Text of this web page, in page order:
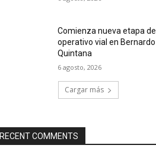
Comienza nueva etapa del
operativo vial en Bernardo
Quintana
6 agosto, 2026
Cargar más
RECENT COMMENTS